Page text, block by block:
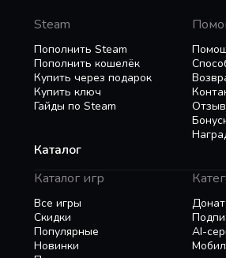
Steam
Пополнить Steam
Пополнить кошелёк
Купить через подарок
Купить ключ
Гайды по Steam
Каталог
Каталог игр
Все игры
Скидки
Популярные
Новинки
AI-